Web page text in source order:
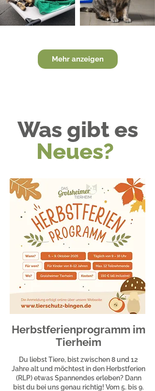
Mehr anzeigen
Was gibt es
Neues?
Herbstferienprogramm im
Tierheim
Du liebst Tiere, bist zwischen 8 und 12
Jahre alt und möchtest in den Herbstferien
(RLP) etwas Spannendes erleben? Dann
bist du bei uns genau richtig! Vom 5. bis 9.